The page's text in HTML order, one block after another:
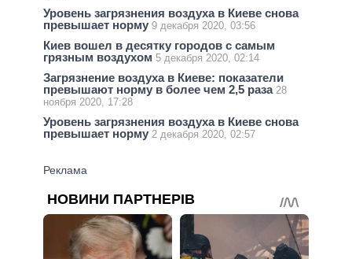
Уровень загрязнения воздуха в Киеве снова
превышает норму 9 декабря 2020, 03:56
Киев вошел в десятку городов с самым
грязным воздухом 5 декабря 2020, 02:14
Загрязнение воздуха в Киеве: показатели
превышают норму в более чем 2,5 раза 28
ноября 2020, 17:28
Уровень загрязнения воздуха в Киеве снова
превышает норму 2 декабря 2020, 02:57